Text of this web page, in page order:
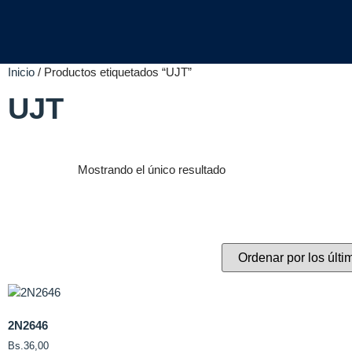
Inicio / Productos etiquetados “UJT”
UJT
Mostrando el único resultado
2N2646
Bs.36,00